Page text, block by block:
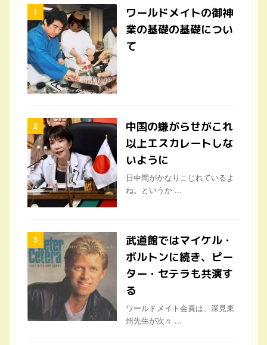
ワールドメイトの御神
業の基礎の基礎につい
て
中国の嫌がらせがこれ
以上エスカレートしな
いように
日中間がかなりこじれているよ
ね。というか ...
武道館ではマイケル・
ボルトンに続き、ピー
ター・セテラも共演す
る
ワールドメイト会員は、深見東
州先生が次々 ...